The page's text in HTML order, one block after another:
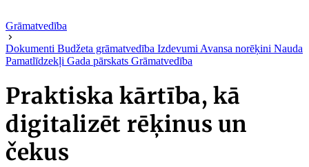
Grāmatvedība
Dokumenti Budžeta grāmatvedība Izdevumi Avansa norēķini Nauda
Pamatlīdzekļi Gada pārskats Grāmatvedība
Praktiska kārtība, kā
digitalizēt rēķinus un
čekus